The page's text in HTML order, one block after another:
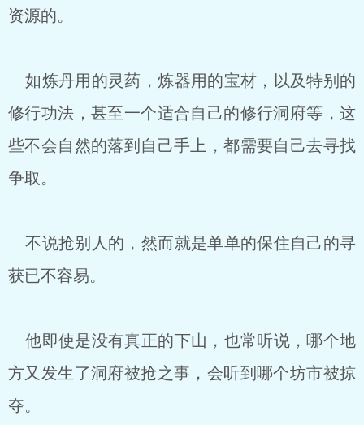
资源的。
如炼丹用的灵药，炼器用的宝材，以及特别的
修行功法，甚至一个适合自己的修行洞府等，这
些不会自然的落到自己手上，都需要自己去寻找
争取。
不说抢别人的，然而就是单单的保住自己的寻
获已不容易。
他即使是没有真正的下山，也常听说，哪个地
方又发生了洞府被抢之事，会听到哪个坊市被掠
夺。